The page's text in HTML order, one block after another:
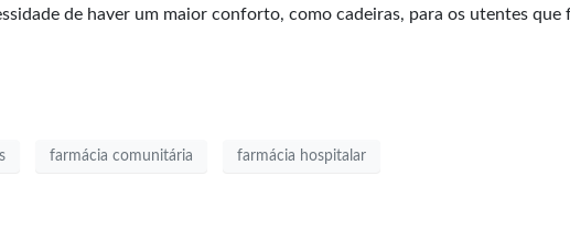
de haver um maior conforto, como cadeiras, para os utentes que
farmácia comunitária farmácia hospitalar